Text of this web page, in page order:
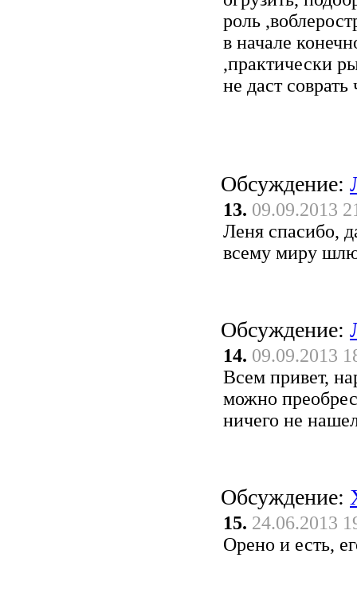
роль
в начале
,практически
не даст
Обсуждение:
13. 09.09.2013
Леня спасибо,
всему миру
Обсуждение:
14. 09.09.2013
Всем привет,
можно
ничего не
Обсуждение:
15. 24.06.2013
Орено и есть,